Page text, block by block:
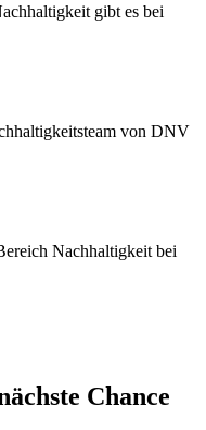
gibt es bei
von DNV
Nachhaltigkeit bei
Chance